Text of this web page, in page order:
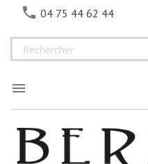
 04 75 44 62 44
